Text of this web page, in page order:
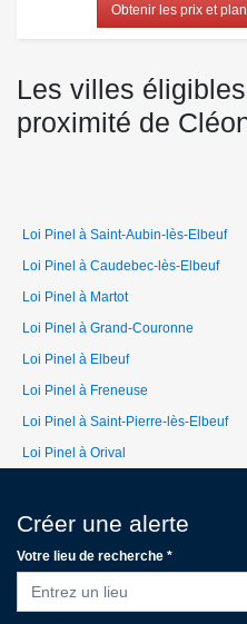
Obtenir les prix et
Les villes
proximité de
Loi Pinel à Saint-Aubin-lès-Elbeuf
Loi Pinel à Caudebec-lès-Elbeuf
Loi Pinel à Martot
Loi Pinel à Grand-Couronne
Loi Pinel à Elbeuf
Loi Pinel à Freneuse
Loi Pinel à Saint-Pierre-lès-Elbeuf
Loi Pinel à Orival
Créer une alerte
Votre lieu de recherche *
Entrez un lieu